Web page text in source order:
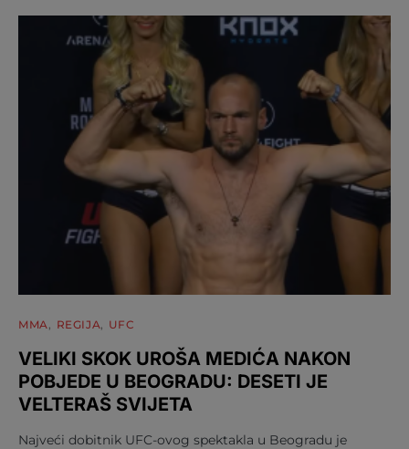
MMA REGIJA UFC
VELIKI SKOK UROŠA MEDIĆA NAKON
POBJEDE U BEOGRADU: DESETI JE
VELTERAŠ SVIJETA
Najveći dobitnik UFC-ovog spektakla u Beogradu je